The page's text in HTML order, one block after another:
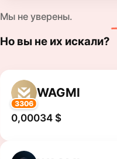
Мы не уверены.
Но вы не их искали?
3306
WAGMI
0,00034 $